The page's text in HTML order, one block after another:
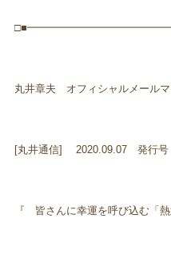
丸井章夫 オフィシャルメールマ
[丸井通信] 2020.09.07 発行号
『 皆さんに幸運を呼び込む「